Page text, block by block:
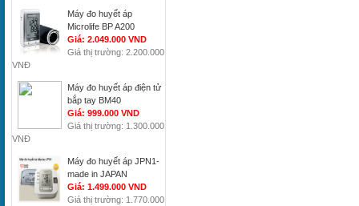
Máy đo huyết áp
Microlife BP A200
Giá: 2.049.000 VND
Giá thị trường: 2.200.000
VNĐ
Máy đo huyết áp điện tử
bắp tay BM40
Giá: 999.000 VND
Giá thị trường: 1.300.000
VNĐ
Máy đo huyết áp JPN1-
made in JAPAN
Giá: 1.499.000 VND
Giá thị trường: 1.770.000